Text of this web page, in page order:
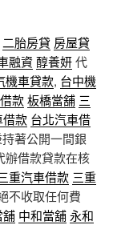
二胎房貸 房屋貸
融資醇養妍代
機車貸款, 台中機
款板橋當舖 三
借款 台北汽車借
著公開一間銀
辦借款貸款在核
重汽車借款 三重
不收取任何費
舖 中和當舖永和